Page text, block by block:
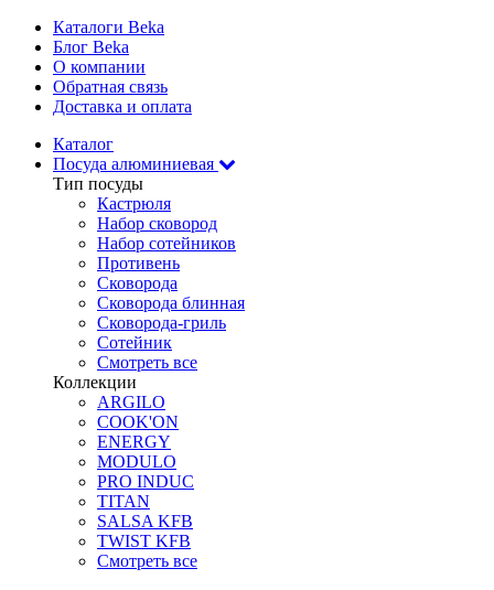
Каталоги Beka
Блог Beka
О компании
Обратная связь
Доставка и оплата
Каталог
Посуда алюминиевая
Тип посуды
Кастрюля
Набор сковород
Набор сотейников
Противень
Сковорода
Сковорода блинная
Сковорода-гриль
Сотейник
Смотреть все
Коллекции
ARGILO
COOK'ON
ENERGY
MODULO
PRO INDUC
TITAN
SALSA KFB
TWIST KFB
Смотреть все